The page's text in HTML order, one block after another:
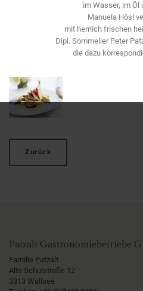
im Wasser, im Öl
Manuela Hösl
mit herrlich frischen
Dipl. Sommelier Peter
die dazu
Zurück
Patzalt Gastronomiebetriebe
Familie Patzalt
Alte Schulstraße 12
3313 Wallsee